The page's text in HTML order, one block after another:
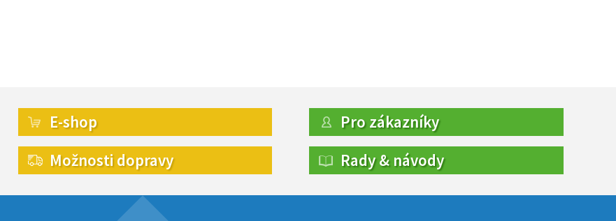
E-shop
Možnosti dopravy
Pro zákazníky
Rady & návody